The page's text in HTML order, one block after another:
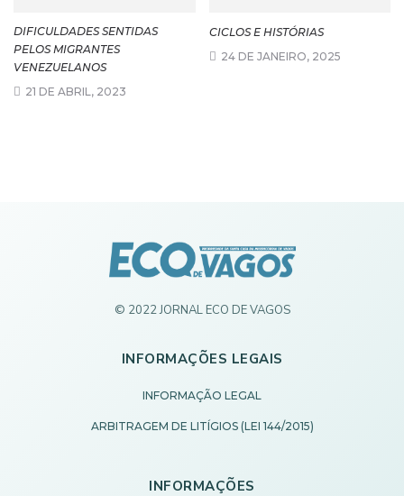
DIFICULDADES SENTIDAS
PELOS MIGRANTES
VENEZUELANOS
21 DE ABRIL, 2023
CICLOS E HISTÓRIAS
24 DE JANEIRO, 2025
© 2022 JORNAL ECO DE VAGOS
INFORMAÇÕES LEGAIS
INFORMAÇÃO LEGAL
ARBITRAGEM DE LITÍGIOS (LEI 144/2015)
INFORMAÇÕES